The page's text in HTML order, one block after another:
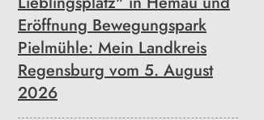
Eröffnung Bewegungspark
Pielmühle: Mein Landkreis
Regensburg vom 5. August
2026